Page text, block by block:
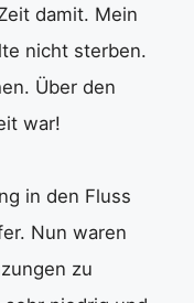
damit. Mein
nicht sterben.
Über den
war!
in den Fluss
Nun waren
zu